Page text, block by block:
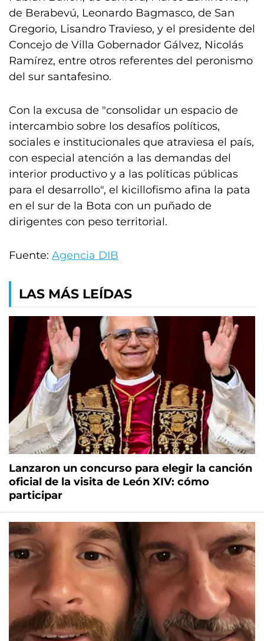
de Berabevú, Leonardo Bagmasco, de San
Gregorio, Lisandro Travieso, y el presidente del
Concejo de Villa Gobernador Gálvez, Nicolás
Ramírez, entre otros referentes del peronismo
del sur santafesino.
Con la excusa de "consolidar un espacio de
intercambio sobre los desafíos políticos,
sociales e institucionales que atraviesa el país,
con especial atención a las demandas del
interior productivo y a las políticas públicas
para el desarrollo", el kicillofismo afina la pata
en el sur de la Bota con un puñado de
dirigentes con peso territorial.
Fuente: Agencia DIB
LAS MÁS LEÍDAS
Lanzaron un concurso para elegir la canción
oficial de la visita de León XIV: cómo
participar